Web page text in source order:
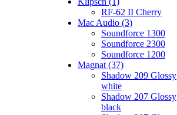
RF-62 II Cherry
Mac Audio (3)
Soundforce 1300
Soundforce 2300
Soundforce 1200
Magnat (37)
Shadow 209 Glossy
white
Shadow 207 Glossy
black